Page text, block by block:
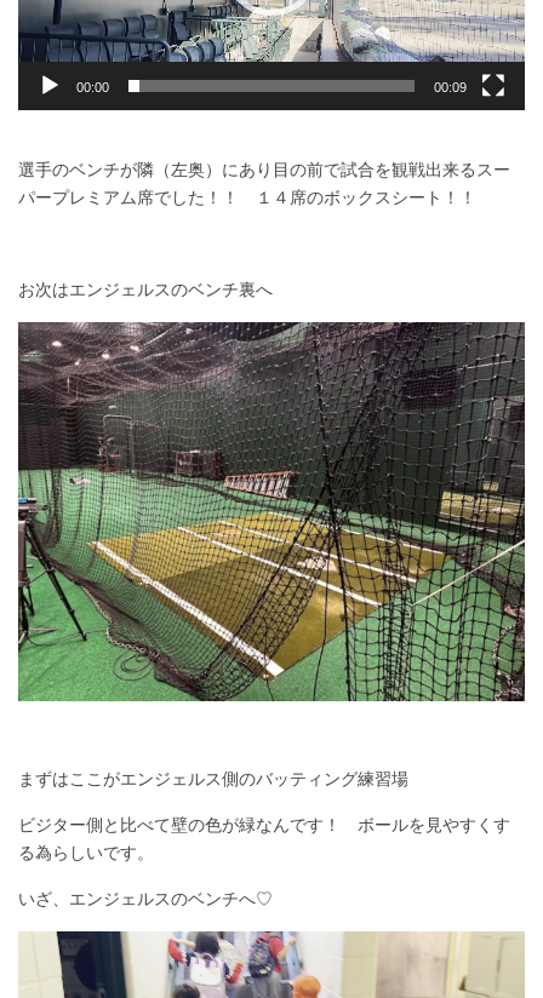
00:00 00:09
選手のベンチが隣（左奥）にあり目の前で試合を観戦出来るスー
パープレミアム席でした！！ １４席のボックスシート！！
お次はエンジェルスのベンチ裏へ
まずはここがエンジェルス側のバッティング練習場
ビジター側と比べて壁の色が緑なんです！ ボールを見やすくす
る為らしいです。
いざ、エンジェルスのベンチへ♡